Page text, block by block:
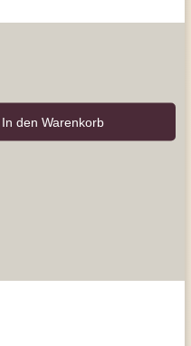
In den Warenkorb